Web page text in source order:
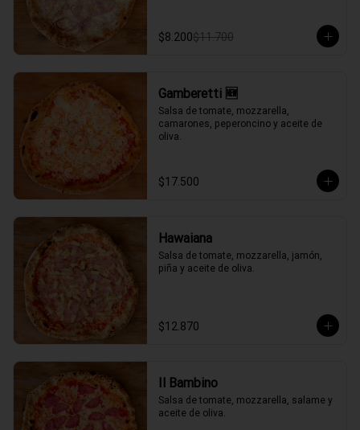
$8.200$11.700
Gamberetti 🆕
Salsa de tomate, mozzarella,
camarones, peperoncino y aceite de
oliva.
$17.500
Hawaiana
Salsa de tomate, mozzarella, jamón,
piña y aceite de oliva.
$12.870
Il Bambino
Salsa de tomate, mozzarella, salame y
aceite de oliva.